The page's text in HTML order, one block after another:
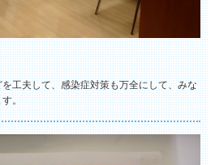
工夫して、感染症対策も万全にして、みな
。